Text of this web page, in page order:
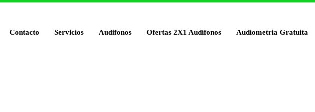
Contacto Servicios Audifonos Ofertas 2X1 Audífonos Audiometria Gratuita